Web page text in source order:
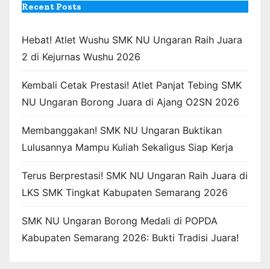
Recent Posts
Hebat! Atlet Wushu SMK NU Ungaran Raih Juara
2 di Kejurnas Wushu 2026
Kembali Cetak Prestasi! Atlet Panjat Tebing SMK
NU Ungaran Borong Juara di Ajang O2SN 2026
Membanggakan! SMK NU Ungaran Buktikan
Lulusannya Mampu Kuliah Sekaligus Siap Kerja
Terus Berprestasi! SMK NU Ungaran Raih Juara di
LKS SMK Tingkat Kabupaten Semarang 2026
SMK NU Ungaran Borong Medali di POPDA
Kabupaten Semarang 2026: Bukti Tradisi Juara!